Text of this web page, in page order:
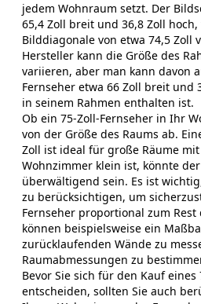
jedem Wohnraum setzt. Der
65,4 Zoll breit und 36,8 Zoll
Bilddiagonale von etwa 74,5 Zoll
Hersteller kann die Größe des
variieren, aber man kann davon
Fernseher etwa 66 Zoll breit und
in seinem Rahmen enthalten ist.
Ob ein 75-Zoll-Fernseher in Ihr
von der Größe des Raums ab.
Zoll ist ideal für große Räume
Wohnzimmer klein ist, könnte
überwältigend sein. Es ist
zu berücksichtigen, um
Fernseher proportional zum Rest
können beispielsweise ein
zurücklaufenden Wände zu
Raumabmessungen zu
Bevor Sie sich für den Kauf eines
entscheiden, sollten Sie auch